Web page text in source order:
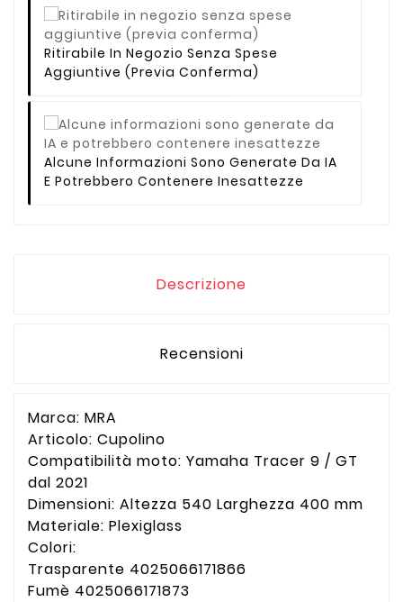
Ritirabile In Negozio Senza Spese
Aggiuntive (previa Conferma)
Alcune Informazioni Sono Generate Da IA
E Potrebbero Contenere Inesattezze
Descrizione
Recensioni
Marca: MRA
Articolo: Cupolino
Compatibilità moto: Yamaha Tracer 9 / GT
dal 2021
Dimensioni: Altezza 540 Larghezza 400 mm
Materiale: Plexiglass
Colori:
Trasparente 4025066171866
Fumè 4025066171873